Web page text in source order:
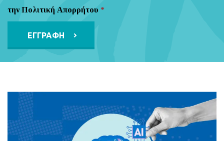
την Πολιτική Απορρήτου *